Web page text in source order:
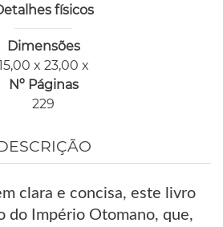
físicos
Dimensões
x 23,00 x
Nº Páginas
229
clara e concisa, este livro
do Império Otomano, que,